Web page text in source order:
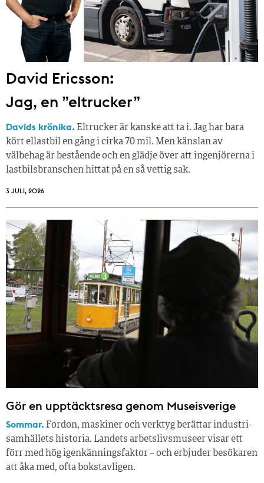
David Ericsson:
Jag, en ”eltrucker”
Davids krönika. Eltrucker är kanske att ta i. Jag har bara
kört ellastbil en gång i cirka 70 mil. Men känslan av
välbehag är bestående och en glädje över att ingenjörerna i
lastbilsbranschen hittat på en så vettig sak.
3 JULI, 2026
Gör en upptäcktsresa genom Museisverige
Sommar. Fordon, maskiner och verktyg berättar industri­
samhällets historia. Landets arbetslivsmuseer visar ett
förr med hög igenkänningsfaktor – och erbjuder besökaren
att åka med, ofta bokstavligen.